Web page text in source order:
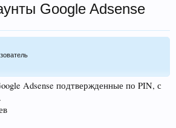
Google Adsense
Adsense подтвержденные по PIN, с